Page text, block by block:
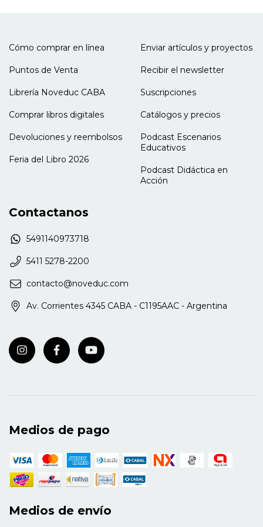
marcados contrastes.
Cómo comprar en línea
Puntos de Venta
Librería Noveduc CABA
Comprar libros digitales
Devoluciones y reembolsos
Feria del Libro 2026
Enviar artículos y proyectos
Recibir el newsletter
Suscripciones
Catálogos y precios
Podcast Escenarios
Educativos
Podcast Didáctica en
Acción
Contactanos
5491140973718
5411 5278-2200
contacto@noveduc.com
Av. Corrientes 4345 CABA - C1195AAC - Argentina
Medios de pago
Medios de envío